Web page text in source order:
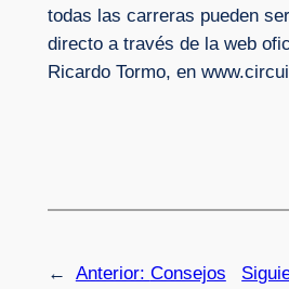
todas las carreras pueden
directo a través de la web
Ricardo Tormo, en
← Anterior: Consejos